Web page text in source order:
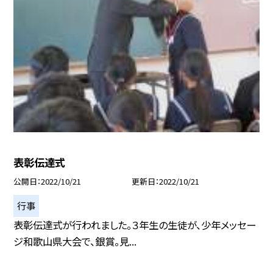
表彰伝達式
公開日 2022/10/21 更新日 2022/10/21
行事
表彰伝達式が行われました。３年生の生徒が、少年メッセー
ジ和歌山県大会で、銀賞。見...